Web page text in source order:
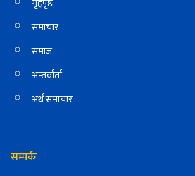
समाचार
समाज
अन्तर्वार्ता
अर्थ समाचार
सम्पर्क